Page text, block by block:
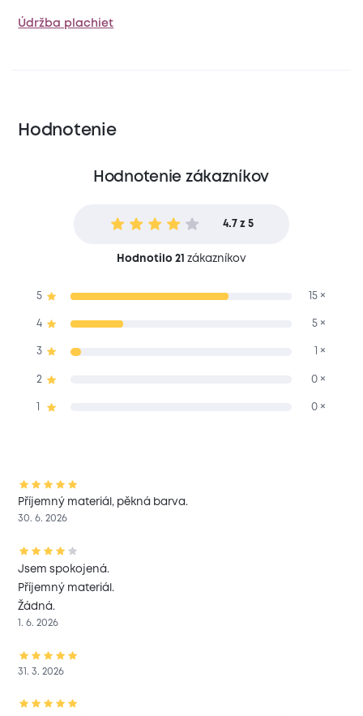
Údržba plachiet
Hodnotenie
Hodnotenie zákazníkov
4.7 z 5
Hodnotilo 21 zákazníkov
5 15 ×
4 5 ×
3 1 ×
2 0 ×
0 ×
Příjemný materiál, pěkná barva.
30. 6. 2026
Jsem spokojená.
Příjemný materiál.
Žádná.
1. 6. 2026
31. 3. 2026